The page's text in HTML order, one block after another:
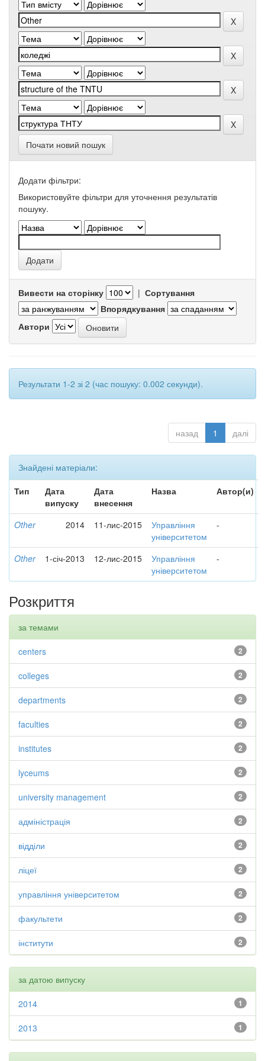
Почати новий пошук
Додати фільтри:
Використовуйте фільтри для уточнення результатів
пошуку.
Вивести на сторінку | Сортування
Впорядкування
Автори
Результати 1-2 зі 2 (час пошуку: 0.002 секунди).
назад 1 далі
Знайдені матеріали:
Тип
Дата
випуску
Дата
внесення
Назва Автор(и)
Other 2014 11-лис-2015
Управління
університетом
-
Other 1-січ-2013 12-лис-2015
Управління
університетом
-
Розкриття
за темами
2
centers
2
colleges
2
departments
2
faculties
2
institutes
2
lyceums
2
university management
2
адміністрація
2
відділи
2
ліцеї
2
управління університетом
2
факультети
2
інститути
за датою випуску
1
2014
1
2013